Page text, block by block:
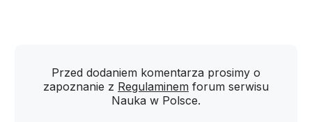
Przed dodaniem komentarza prosimy o
zapoznanie z Regulaminem forum serwisu
Nauka w Polsce.